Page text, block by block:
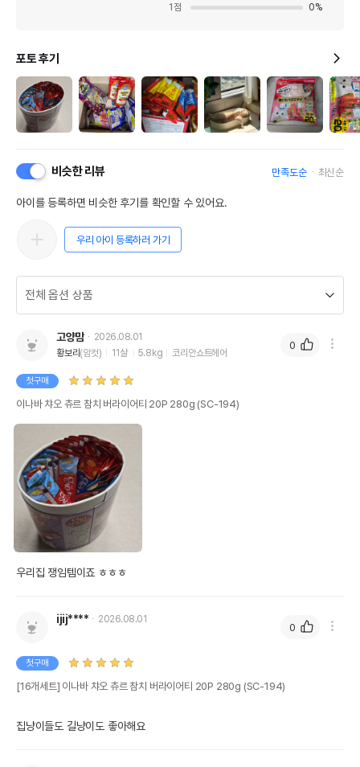
1 점 0%
포토 후기
비슷한 리뷰 만족도순 최신순
아이를 등록하면 비슷한 후기를 확인할 수 있어요.
우리 아이 등록하러 가기
고양맘
2026.08.01
황보리 (암컷) 11살 5.8kg 코리안쇼트헤어
첫구매
이나바 챠오 츄르 참치 버라이어티 20P 280g (SC-194)
우리집 쟁임템이죠 ㅎㅎㅎ
0
ijij**** 2026.08.01
첫구매
[16개세트] 이나바 챠오 츄르 참치 버라이어티 20P 280g (SC-194)
집냥이들도 길냥이도 좋아해요
0